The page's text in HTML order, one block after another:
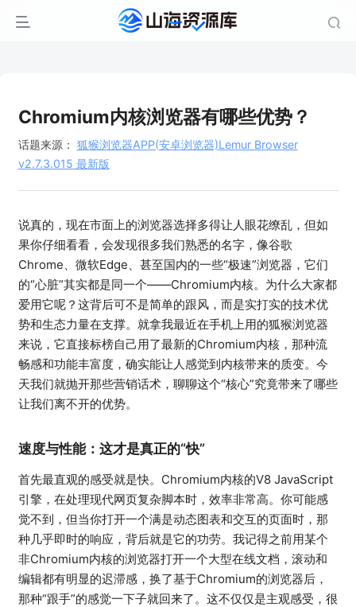
Chromium内核浏览器有哪些优势？
话题来源： 狐猴浏览器APP(安卓浏览器)Lemur Browser
v2.7.3.015 最新版
说真的，现在市面上的浏览器选择多得让人眼花缭乱，但如
果你仔细看看，会发现很多我们熟悉的名字，像谷歌
Chrome、微软Edge、甚至国内的一些“极速”浏览器，它们
的“心脏”其实都是同一个——Chromium内核。为什么大家都
爱用它呢？这背后可不是简单的跟风，而是实打实的技术优
势和生态力量在支撑。就拿我最近在手机上用的狐猴浏览器
来说，它直接标榜自己用了最新的Chromium内核，那种流
畅感和功能丰富度，确实能让人感觉到内核带来的质变。今
天我们就抛开那些营销话术，聊聊这个“核心”究竟带来了哪些
让我们离不开的优势。
速度与性能：这才是真正的“快”
首先最直观的感受就是快。Chromium内核的V8 JavaScript
引擎，在处理现代网页复杂脚本时，效率非常高。你可能感
觉不到，但当你打开一个满是动态图表和交互的页面时，那
种几乎即时的响应，背后就是它的功劳。我记得之前用某个
非Chromium内核的浏览器打开一个大型在线文档，滚动和
编辑都有明显的迟滞感，换了基于Chromium的浏览器后，
那种“跟手”的感觉一下子就回来了。这不仅仅是主观感受，很